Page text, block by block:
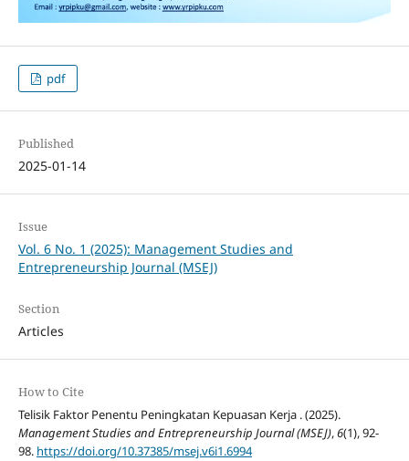
pdf
Published
2025-01-14
Issue
Vol. 6 No. 1 (2025): Management Studies and
Entrepreneurship Journal (MSEJ)
Section
Articles
How to Cite
Telisik Faktor Penentu Peningkatan Kepuasan Kerja . (2025).
Management Studies and Entrepreneurship Journal (MSEJ),6(1), 92-
98. https://doi.org/10.37385/msej.v6i1.6994